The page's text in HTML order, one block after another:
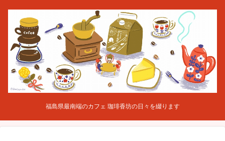
福島県最南端のカフェ 珈琲香坊の日々を綴ります